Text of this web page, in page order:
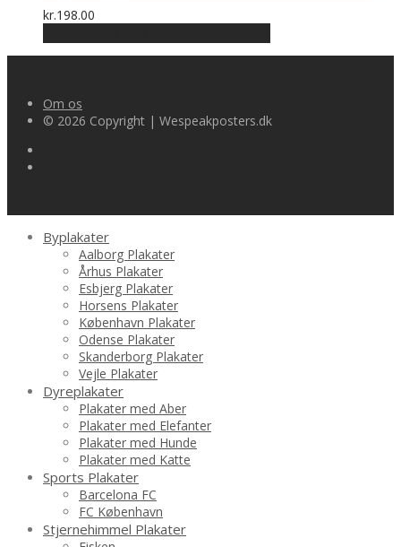
kr.198.00
Om os
© 2026 Copyright | Wespeakposters.dk
Byplakater
Aalborg Plakater
Århus Plakater
Esbjerg Plakater
Horsens Plakater
København Plakater
Odense Plakater
Skanderborg Plakater
Vejle Plakater
Dyreplakater
Plakater med Aber
Plakater med Elefanter
Plakater med Hunde
Plakater med Katte
Sports Plakater
Barcelona FC
FC København
Stjernehimmel Plakater